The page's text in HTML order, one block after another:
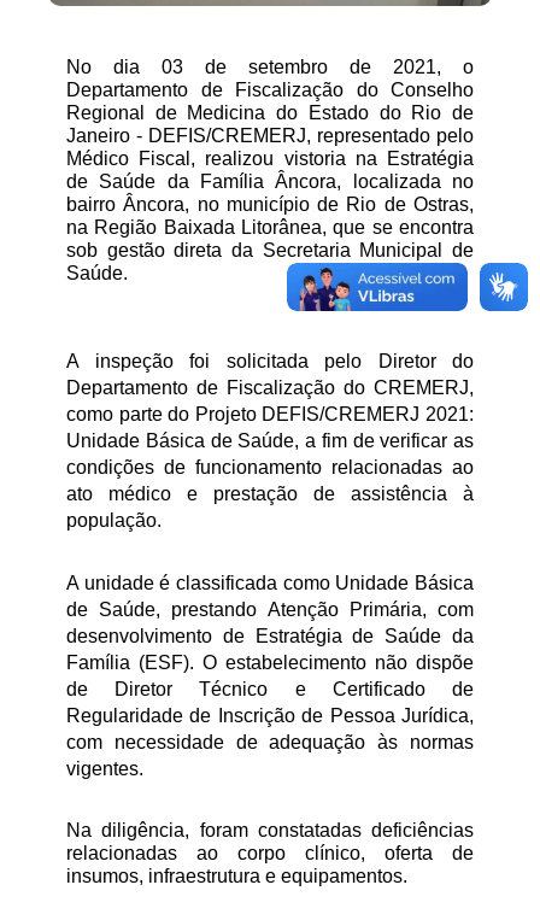
No dia 03 de setembro de 2021, o
Departamento de Fiscalização do Conselho
Regional de Medicina do Estado do Rio de
Janeiro - DEFIS/CREMERJ, representado pelo
Médico Fiscal, realizou vistoria na Estratégia
de Saúde da Família Âncora, localizada no
bairro Âncora, no município de Rio de Ostras,
na Região Baixada Litorânea, que se encontra
sob gestão direta da Secretaria Municipal de
Saúde.
A inspeção foi solicitada pelo Diretor do
Departamento de Fiscalização do CREMERJ,
como parte do Projeto DEFIS/CREMERJ 2021:
Unidade Básica de Saúde, a fim de verificar as
condições de funcionamento relacionadas ao
ato médico e prestação de assistência à
população.
A unidade é classificada como Unidade Básica
de Saúde, prestando Atenção Primária, com
desenvolvimento de Estratégia de Saúde da
Família (ESF). O estabelecimento não dispõe
de Diretor Técnico e Certificado de
Regularidade de Inscrição de Pessoa Jurídica,
com necessidade de adequação às normas
vigentes.
Na diligência, foram constatadas deficiências
relacionadas ao corpo clínico, oferta de
insumos, infraestrutura e equipamentos.